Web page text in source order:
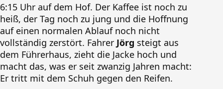
6:15 Uhr auf dem Hof. Der Kaffee ist noch zu
heiß, der Tag noch zu jung und die Hoffnung
auf einen normalen Ablauf noch nicht
vollständig zerstört. Fahrer Jörg steigt aus
dem Führerhaus, zieht die Jacke hoch und
macht das, was er seit zwanzig Jahren macht:
Er tritt mit dem Schuh gegen den Reifen.